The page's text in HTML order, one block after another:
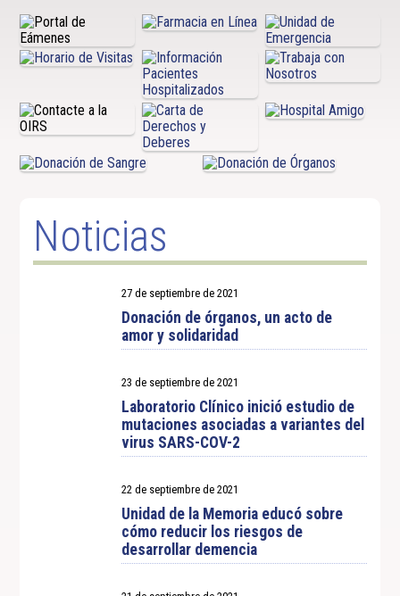
Noticias
27 de septiembre de 2021
Donación de órganos, un acto de
amor y solidaridad
23 de septiembre de 2021
Laboratorio Clínico inició estudio de
mutaciones asociadas a variantes del
virus SARS-COV-2
22 de septiembre de 2021
Unidad de la Memoria educó sobre
cómo reducir los riesgos de
desarrollar demencia